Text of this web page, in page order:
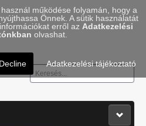
Keresés...
működése folyamán, hogy a
Önnek. A sütik használatát
erről az Adatkezelési
olvashat.
Decline Adatkezelési tájékoztató